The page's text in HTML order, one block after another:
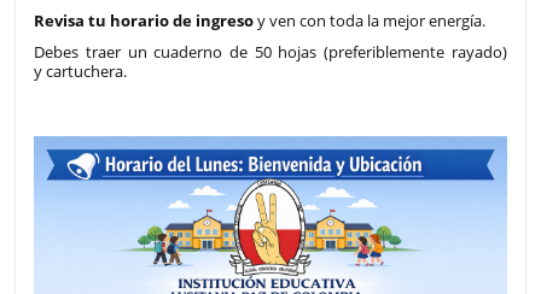
Revisa tu horario de ingresoy ven con toda la mejor energía.
Debes traer un cuaderno de 50 hojas (preferiblemente rayado)
y cartuchera.